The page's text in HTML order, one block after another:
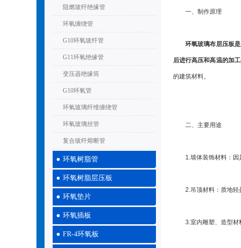
阻燃玻纤绝缘管
环氧缠绕管
G10环氧玻纤管
G11环氧绝缘管
变压器绝缘筒
G10环氧管
环氧玻璃纤维缠绕管
环氧玻璃丝管
复合玻纤熔断管
环氧树脂管
环氧树脂层压板
环氧垫片
环氧插板
FR-4环氧板
一、制作原理
环氧玻璃布层压板
后进行高压和高温的加
的建筑材料。
二、主要用途
1.墙体装饰材料：因其
2.吊顶材料：质地轻盈
3.室内雕塑、造型材料